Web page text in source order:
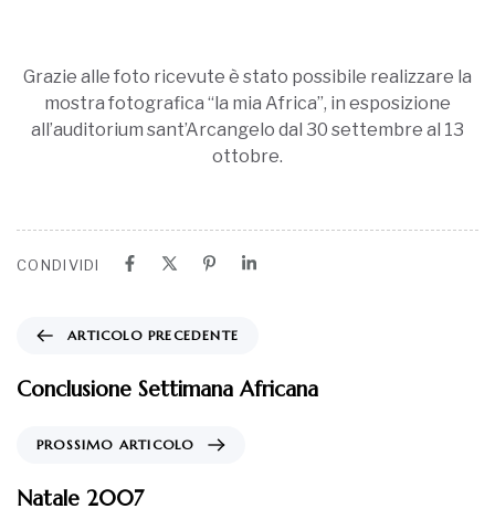
Grazie alle foto ricevute è stato possibile realizzare la
mostra fotografica “la mia Africa”, in esposizione
all’auditorium sant’Arcangelo dal 30 settembre al 13
ottobre.
CONDIVIDI
ARTICOLO PRECEDENTE
Conclusione Settimana Africana
PROSSIMO ARTICOLO
Natale 2007